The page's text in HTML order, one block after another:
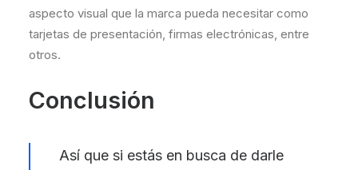
aspecto visual que la marca pueda necesitar como
tarjetas de presentación, firmas electrónicas, entre
otros.
Conclusión
Así que si estás en busca de darle